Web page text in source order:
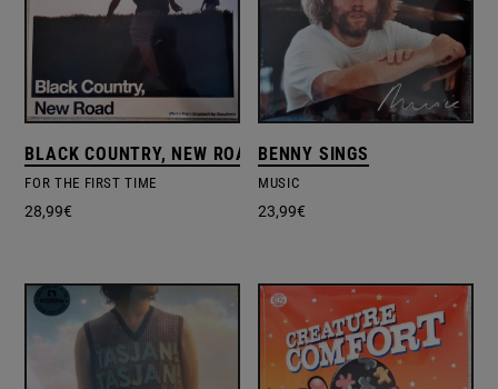
BLACK COUNTRY, NEW ROAD
FOR THE FIRST TIME
28,99€
BENNY SINGS
MUSIC
23,99€